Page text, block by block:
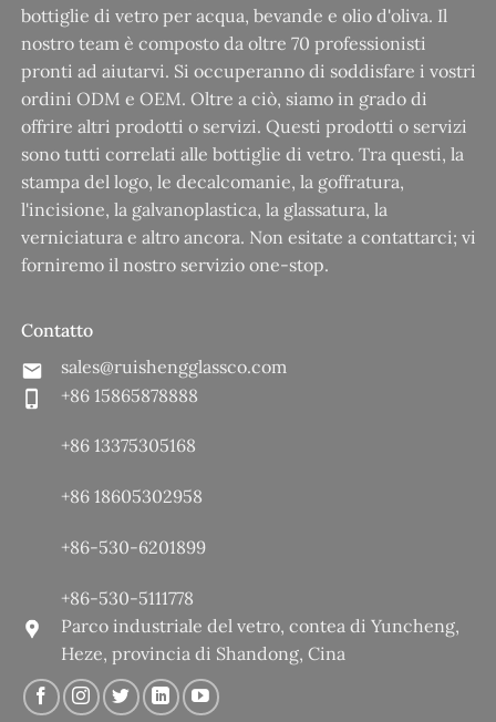
bottiglie di vetro per acqua, bevande e olio d'oliva. Il
nostro team è composto da oltre 70 professionisti
pronti ad aiutarvi. Si occuperanno di soddisfare i vostri
ordini ODM e OEM. Oltre a ciò, siamo in grado di
offrire altri prodotti o servizi. Questi prodotti o servizi
sono tutti correlati alle bottiglie di vetro. Tra questi, la
stampa del logo, le decalcomanie, la goffratura,
l'incisione, la galvanoplastica, la glassatura, la
verniciatura e altro ancora. Non esitate a contattarci; vi
forniremo il nostro servizio one-stop.
Contatto
sales@ruishengglassco.com
+86 15865878888
+86 13375305168
+86 18605302958
+86-530-6201899
+86-530-5111778
Parco industriale del vetro, contea di Yuncheng,
Heze, provincia di Shandong, Cina